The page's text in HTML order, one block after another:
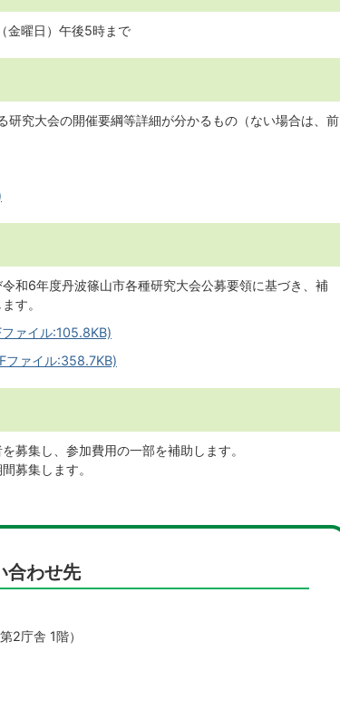
金曜日）午後5時まで​​
研究大会の開催要綱等詳細が分かるもの（ない場合は、前
和6年度丹波篠山市各種研究大会公募要領に基づき、補
す。
ァイル:105.8KB)
ファイル:358.7KB)
募集し、参加費用の一部を補助します。
募集します。
合わせ先
2庁舎 1階）